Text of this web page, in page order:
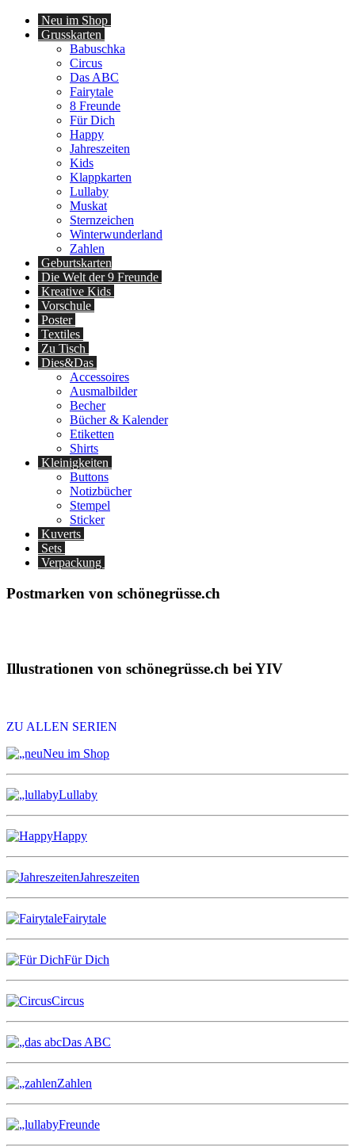
Neu im Shop
Grusskarten
Babuschka
Circus
Das ABC
Fairytale
8 Freunde
Für Dich
Happy
Jahreszeiten
Kids
Klappkarten
Lullaby
Muskat
Sternzeichen
Winterwunderland
Zahlen
Geburtskarten
Die Welt der 9 Freunde
Kreative Kids
Vorschule
Poster
Textiles
Zu Tisch
Dies&Das
Accessoires
Ausmalbilder
Becher
Bücher & Kalender
Etiketten
Shirts
Kleinigkeiten
Buttons
Notizbücher
Stempel
Sticker
Kuverts
Sets
Verpackung
Postmarken von schönegrüsse.ch
Illustrationen von schönegrüsse.ch bei YIV
ZU ALLEN SERIEN
Neu im Shop
Lullaby
Happy
Jahreszeiten
Fairytale
Für Dich
Circus
Das ABC
Zahlen
Freunde